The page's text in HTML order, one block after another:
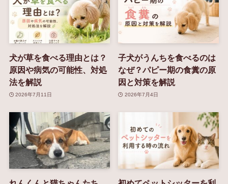
犬が草を食べる理由とは？
原因や病気の可能性、対処
法を解説
2026年7月11日
子犬がうんちを食べるのは
なぜ？パピー期の食糞の原
因と対策を解説
2026年7月4日